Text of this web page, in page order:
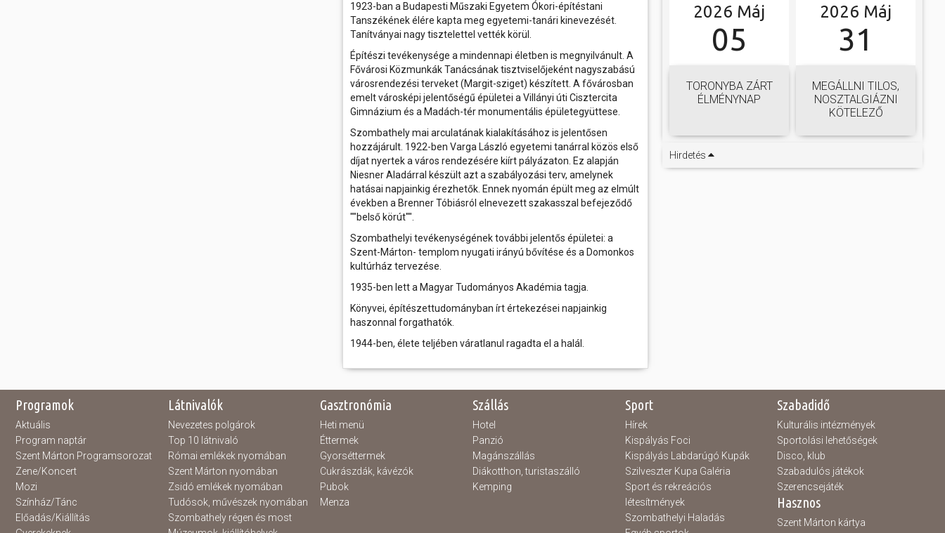
2026 Máj
05
TORONYBA ZÁRT
ÉLMÉNYNAP
2026 Máj
31
MEGÁLLNI TILOS,
NOSZTALGIÁZNI
KÖTELEZŐ
Hirdetés
1923-ban a Budapesti Műszaki Egyetem Ókori-építéstani
Tanszékének élére kapta meg egyetemi-tanári kinevezését.
Tanítványai nagy tisztelettel vették körül.
Építészi tevékenysége a mindennapi életben is megnyilvánult. A
Fővárosi Közmunkák Tanácsának tisztviselőjeként nagyszabású
városrendezési terveket (Margit-sziget) készített. A fővárosban
emelt városképi jelentőségű épületei a Villányi úti Cisztercita
Gimnázium és a Madách-tér monumentális épületegyüttese.
Szombathely mai arculatának kialakításához is jelentősen
hozzájárult. 1922-ben Varga László egyetemi tanárral közös első
díjat nyertek a város rendezésére kiírt pályázaton. Ez alapján
Niesner Aladárral készült azt a szabályozási terv, amelynek
hatásai napjainkig érezhetők. Ennek nyomán épült meg az elmúlt
években a Brenner Tóbiásról elnevezett szakasszal befejeződő
""belső körút"".
Szombathelyi tevékenységének további jelentős épületei: a
Szent-Márton- templom nyugati irányú bővítése és a Domonkos
kultúrház tervezése.
1935-ben lett a Magyar Tudományos Akadémia tagja.
Könyvei, építészettudományban írt értekezései napjainkig
haszonnal forgathatók.
1944-ben, élete teljében váratlanul ragadta el a halál.
Programok
Aktuális
Program naptár
Szent Márton Programsorozat
Zene/Koncert
Mozi
Színház/Tánc
Előadás/Kiállítás
Látnivalók
Nevezetes polgárok
Top 10 látnivaló
Római emlékek nyomában
Szent Márton nyomában
Zsidó emlékek nyomában
Tudósok, művészek nyomában
Szombathely régen és most
Gasztronómia
Heti menü
Éttermek
Gyorséttermek
Cukrászdák, kávézók
Pubok
Menza
Szállás
Hotel
Panzió
Magánszállás
Diákotthon, turistaszálló
Kemping
Sport
Hírek
Kispályás Foci
Kispályás Labdarúgó Kupák
Szilveszter Kupa Galéria
Sport és rekreációs
létesítmények
Szombathelyi Haladás
Szabadidő
Kulturális intézmények
Sportolási lehetőségek
Disco, klub
Szabadulós játékok
Szerencsejáték
Hasznos
Szent Márton kártya